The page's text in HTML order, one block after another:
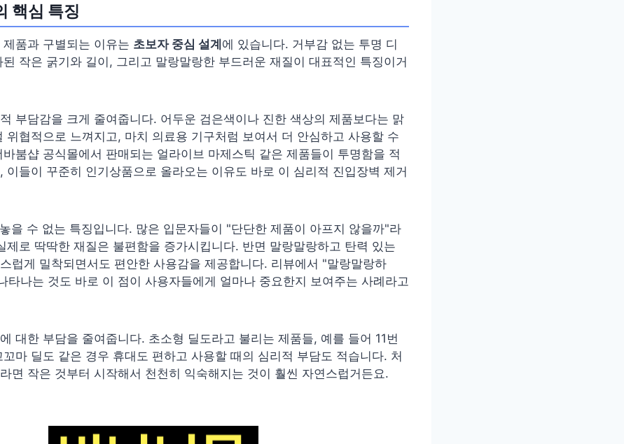
핵심 특징
품과 구별되는 이유는 초보자 중심 설계에 있습니다. 거부감 없는 투명 디
작은 굵기와 길이, 그리고 말랑말랑한 부드러운 재질이 대표적인 특징이거
부담감을 크게 줄여줍니다. 어두운 검은색이나 진한 색상의 제품보다는 맑
위협적으로 느껴지고, 마치 의료용 기구처럼 보여서 더 안심하고 사용할 수
붐샵 공식몰에서 판매되는 얼라이브 마제스틱 같은 제품들이 투명함을 적
이들이 꾸준히 인기상품으로 올라오는 이유도 바로 이 심리적 진입장벽 제거
을 수 없는 특징입니다. 많은 입문자들이 "단단한 제품이 아프지 않을까"라
제로 딱딱한 재질은 불편함을 증가시킵니다. 반면 말랑말랑하고 탄력 있는
럽게 밀착되면서도 편안한 사용감을 제공합니다. 리뷰에서 "말랑말랑하
타나는 것도 바로 이 점이 사용자들에게 얼마나 중요한지 보여주는 사례라고
대한 부담을 줄여줍니다. 초소형 딜도라고 불리는 제품들, 예를 들어 11번
마 딜도 같은 경우 휴대도 편하고 사용할 때의 심리적 부담도 적습니다. 처
면 작은 것부터 시작해서 천천히 익숙해지는 것이 훨씬 자연스럽거든요.